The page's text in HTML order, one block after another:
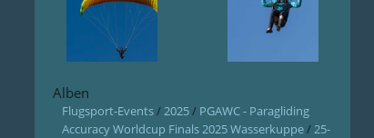
Alben
Flugsport-Events/2025/ PGAWC - Paragliding
Accuracy Worldcup Finals 2025 Wasserkuppe/25-